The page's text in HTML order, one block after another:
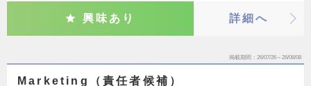
興味あり 詳細へ
掲載期間 26/07/26～26/08/08
Marketing（責任者候補）